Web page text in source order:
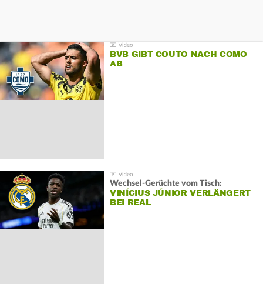
BVB GIBT COUTO NACH COMO
AB
Wechsel-Gerüchte vom Tisch:
VINÍCIUS JÚNIOR VERLÄNGERT
BEI REAL